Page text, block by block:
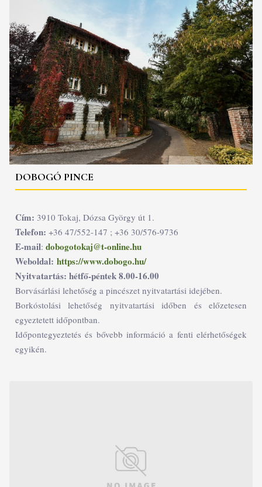
DOBOGÓ PINCE
Cím: 3910 Tokaj, Dózsa György út 1.
Telefon: +36 47/552-147 ; +36 30/576-9736
E-mail: dobogotokaj@t-online.hu
Weboldal: https://www.dobogo.hu/
Nyitvatartás: hétfő-péntek 8.00-16.00
Borvásárlási lehetőség a pincészet nyitvatartási idejében.
Borkóstolási lehetőség nyitvatartási időben és előzetesen
egyeztetett időpontban.
Időpontegyeztetés és bővebb információ a fenti elérhetőségek
egyikén.